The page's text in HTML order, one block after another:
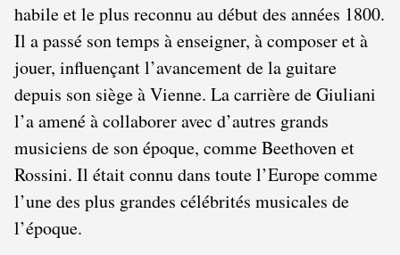
habile et le plus reconnu au début des années 1800.
Il a passé son temps à enseigner, à composer et à
jouer, influençant l’avancement de la guitare
depuis son siège à Vienne. La carrière de Giuliani
l’a amené à collaborer avec d’autres grands
musiciens de son époque, comme Beethoven et
Rossini. Il était connu dans toute l’Europe comme
l’une des plus grandes célébrités musicales de
l’époque.